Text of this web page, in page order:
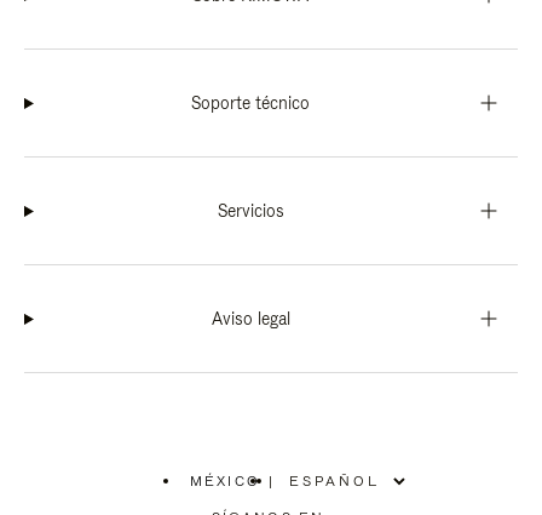
Soporte técnico
Servicios
Aviso legal
MÉXICO |